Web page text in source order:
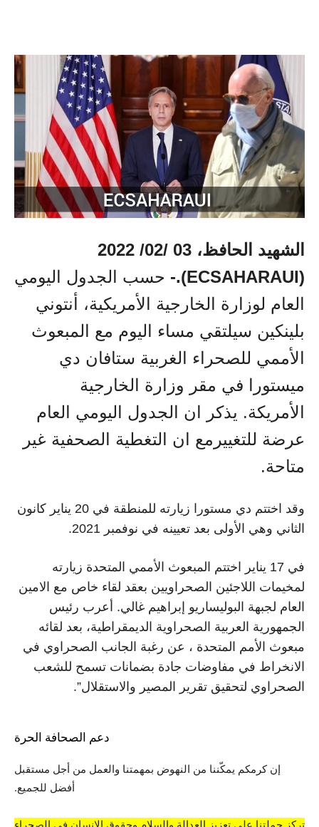
الشهيد الحافظ، 03 /02/ 2022
(ECSAHARAUI).-
حسب الجدول اليومي
العام لوزارة الخارجية الأمريكية، أنتوني
بلينكين سيلتقي مساء اليوم مع المبعوث
الأممي للصحراء الغربية ستافان دي
ميستورا في مقر وزارة الخارجية
الأمريكة. يذكر ان الجدول اليومي العام
عرضة للتغييرمع ان التغطية الصحفية غير
متاحة.
وقد اختتم دي مستورا زيارته للمنطقة في 20 يناير كانون
الثاني وهي الأولى بعد تعيينه في نوفمبر 2021.
في 17 يناير اختتم المبعوث الأممي المتحدة زيارته
لمخيمات اللاجئين الصحراويين بعقد لقاء خاص مع الامين
العام لجبهة البوليساريو إبراهيم غالي. أعرب رئيس
الجمهورية العربية الصحراوية الديمقراطية، بعد لقائه
مبعوث الأمم المتحدة ، عن رغبة الجانب الصحراوي في
الانخراط في مفاوضات جادة بضمانات تسمح للشعب
الصحراوي لتحقيق تقرير المصير والاستقلال”.
دعم الصحافة الحرة
إن كرمكم يمكّننا من النهوض بمهمتنا والعمل من أجل مستقبل
أفضل للجميع.